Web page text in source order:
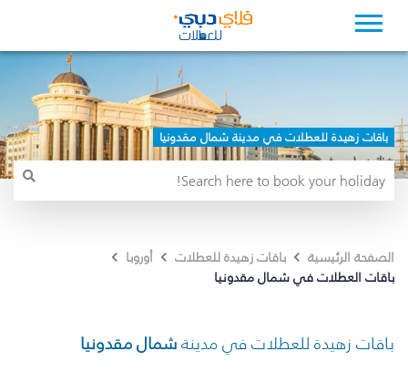
باقات زهيدة للعطلات في مدينة شمال مقدونيا
الصفحة الرئيسية باقات زهيدة للعطلات
أوروبا
باقات العطلات في شمال مقدونيا
باقات زهيدة للعطلات في مدينةشمال مقدونيا